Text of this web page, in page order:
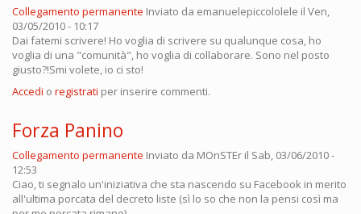
Collegamento permanente Inviato da emanuelepiccololele il Ven,
03/05/2010 - 10:17
Dai fatemi scrivere! Ho voglia di scrivere su qualunque cosa, ho
voglia di una "comunità", ho voglia di collaborare. Sono nel posto
giusto?!Smi volete, io ci sto!
Accedi o registrati per inserire commenti.
Forza Panino
Collegamento permanente Inviato da MOnSTEr il Sab, 03/06/2010 -
12:53
Ciao, ti segnalo un'iniziativa che sta nascendo su Facebook in merito
all'ultima porcata del decreto liste (sì lo so che non la pensi così ma